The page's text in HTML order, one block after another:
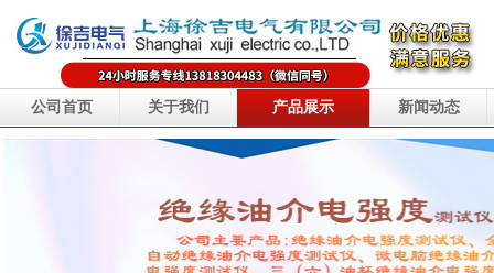
公司首页 关于我们 产品展示 新闻动态